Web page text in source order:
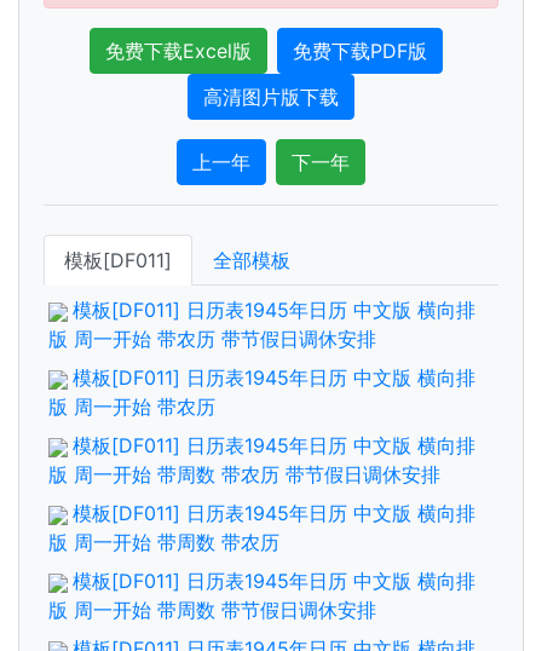
免费下载Excel版
免费下载PDF版
高清图片版下载
上一年 下一年
模板[DF011] 全部模板
模板[DF011] 日历表1945年日历 中文版 横向排
版 周一开始 带农历 带节假日调休安排
模板[DF011] 日历表1945年日历 中文版 横向排
版 周一开始 带农历
模板[DF011] 日历表1945年日历 中文版 横向排
版 周一开始 带周数 带农历 带节假日调休安排
模板[DF011] 日历表1945年日历 中文版 横向排
版 周一开始 带周数 带农历
模板[DF011] 日历表1945年日历 中文版 横向排
版 周一开始 带周数 带节假日调休安排